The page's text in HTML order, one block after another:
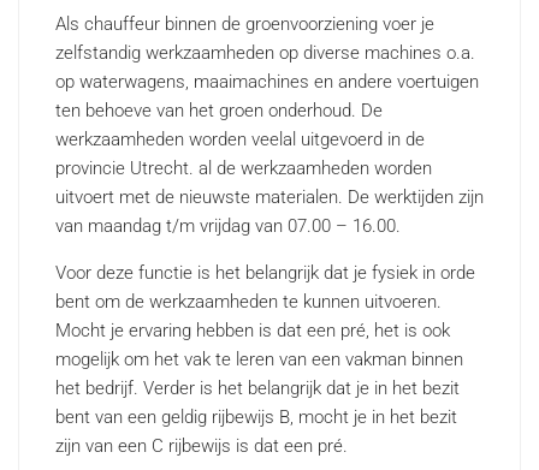
Als chauffeur binnen de groenvoorziening voer je
zelfstandig werkzaamheden op diverse machines o.a.
op waterwagens, maaimachines en andere voertuigen
ten behoeve van het groen onderhoud. De
werkzaamheden worden veelal uitgevoerd in de
provincie Utrecht. al de werkzaamheden worden
uitvoert met de nieuwste materialen. De werktijden zijn
van maandag t/m vrijdag van 07.00 – 16.00.
Voor deze functie is het belangrijk dat je fysiek in orde
bent om de werkzaamheden te kunnen uitvoeren.
Mocht je ervaring hebben is dat een pré, het is ook
mogelijk om het vak te leren van een vakman binnen
het bedrijf. Verder is het belangrijk dat je in het bezit
bent van een geldig rijbewijs B, mocht je in het bezit
zijn van een C rijbewijs is dat een pré.